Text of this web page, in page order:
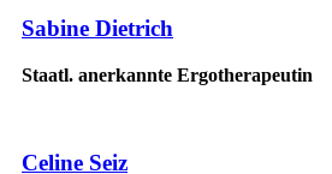
Sabine Dietrich
Staatl. anerkannte Ergotherapeutin
Celine Seiz